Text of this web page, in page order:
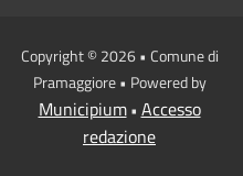
Copyright © 2026 • Comune di
Pramaggiore • Powered by
Municipium• Accesso
redazione